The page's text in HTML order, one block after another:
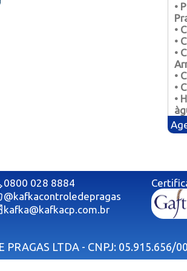
•
•
•
•
•
•
•
•
•
•
•
0800 028 8884
@kafkacontroledepragas
kafka@kafkacp.com.br
PRAGAS LTDA - CNPJ: 05.915.656/